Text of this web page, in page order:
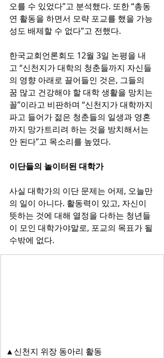
오를 수 있었다”고 분석했다. 또한 “총동
연 활동을 하면서 모략 포교를 했을 가능
성도 배제할 수 없다”고 전했다.
한국교회언론회도 12월 3일 논평을 내
고 “신천지가 대학의 청춘들까지 자신들
의 영향 아래로 끌어들인 것은, 그들의
꿈 많고 건강해야 할 대학 생활을 망치는
꼴”이라고 비판하며 “신천지가 대학까지
파고 들어가 젊은 청춘들의 일생과 영혼
까지 망가트리려 하는 것을 방치해서는
안 된다”고 목소리를 높였다.
이단들의 놀이터된 대학가
사실 대학가의 이단 문제는 어제, 오늘만
의 일이 아니다. 활동력이 있고, 자신이
뜻하는 것에 대해 열정을 다하는 청년들
이 모인 대학가야말로, 포교의 목표가 될
수밖에 없다.
▲신천지 위장 동아리 활동